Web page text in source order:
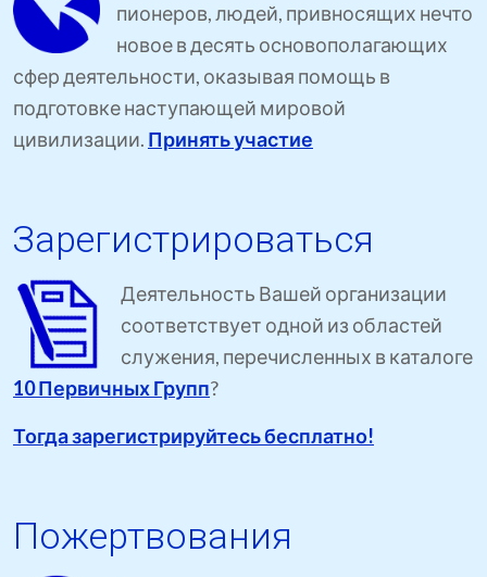
пионеров, людей, привносящих нечто
новое в десять основополагающих
сфер деятельности, оказывая помощь в
подготовке наступающей мировой
цивилизации. Принять участие
Зарегистрироваться
Деятельность Вашей организации
соответствует одной из областей
служения, перечисленных в каталоге
10 Первичных Групп?
Тогда зарегистрируйтесь бесплатно!
Пожертвования